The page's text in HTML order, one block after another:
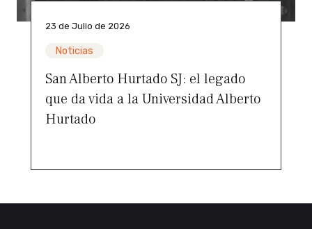
23 de Julio de 2026
Noticias
San Alberto Hurtado SJ: el legado
que da vida a la Universidad Alberto
Hurtado